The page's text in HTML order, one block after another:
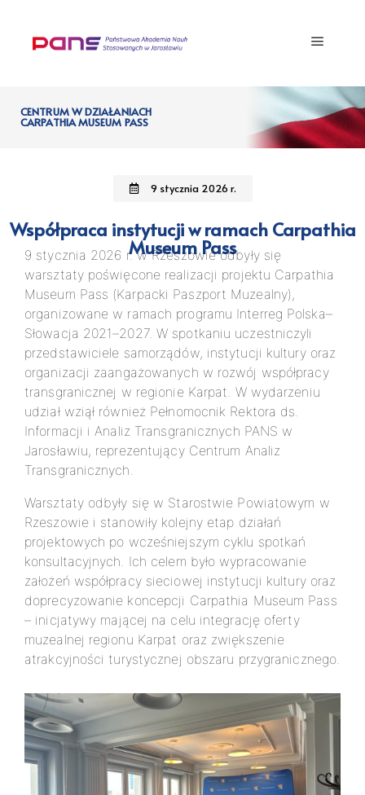
CENTRUM W DZIAŁANIACH
CARPATHIA MUSEUM PASS
9 stycznia 2026 r.
Współpraca instytucji w ramach Carpathia
Museum Pass
9 stycznia 2026 r. w Rzeszowie odbyły się
warsztaty poświęcone realizacji projektu Carpathia
Museum Pass (Karpacki Paszport Muzealny),
organizowane w ramach programu Interreg Polska–
Słowacja 2021–2027. W spotkaniu uczestniczyli
przedstawiciele samorządów, instytucji kultury oraz
organizacji zaangażowanych w rozwój współpracy
transgranicznej w regionie Karpat. W wydarzeniu
udział wziął również Pełnomocnik Rektora ds.
Informacji i Analiz Transgranicznych PANS w
Jarosławiu, reprezentujący Centrum Analiz
Transgranicznych.
Warsztaty odbyły się w Starostwie Powiatowym w
Rzeszowie i stanowiły kolejny etap działań
projektowych po wcześniejszym cyklu spotkań
konsultacyjnych. Ich celem było wypracowanie
założeń współpracy sieciowej instytucji kultury oraz
doprecyzowanie koncepcji Carpathia Museum Pass
– inicjatywy mającej na celu integrację oferty
muzealnej regionu Karpat oraz zwiększenie
atrakcyjności turystycznej obszaru przygranicznego.